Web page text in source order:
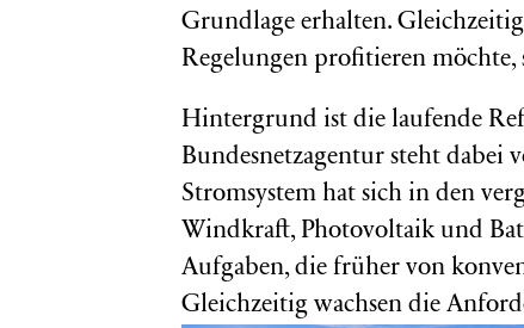
Grundlage erhalten.
Regelungen profitieren möchte,
Hintergrund ist die laufende
Bundesnetzagentur steht dabei
Stromsystem hat sich in den
Windkraft, Photovoltaik und
Aufgaben, die früher von
Gleichzeitig wachsen die